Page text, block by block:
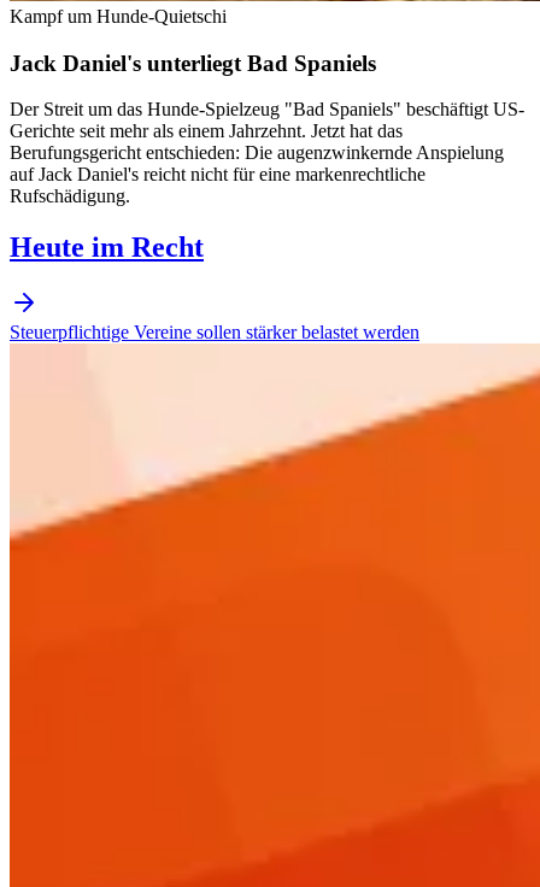
Kampf um Hunde-Quietschi
Jack Daniel's unterliegt Bad Spaniels
Der Streit um das Hunde-Spielzeug "Bad Spaniels" beschäftigt US-
Gerichte seit mehr als einem Jahrzehnt. Jetzt hat das
Berufungsgericht entschieden: Die augenzwinkernde Anspielung
auf Jack Daniel's reicht nicht für eine markenrechtliche
Rufschädigung.
Heute im Recht
Steuerpflichtige Vereine sollen stärker belastet werden